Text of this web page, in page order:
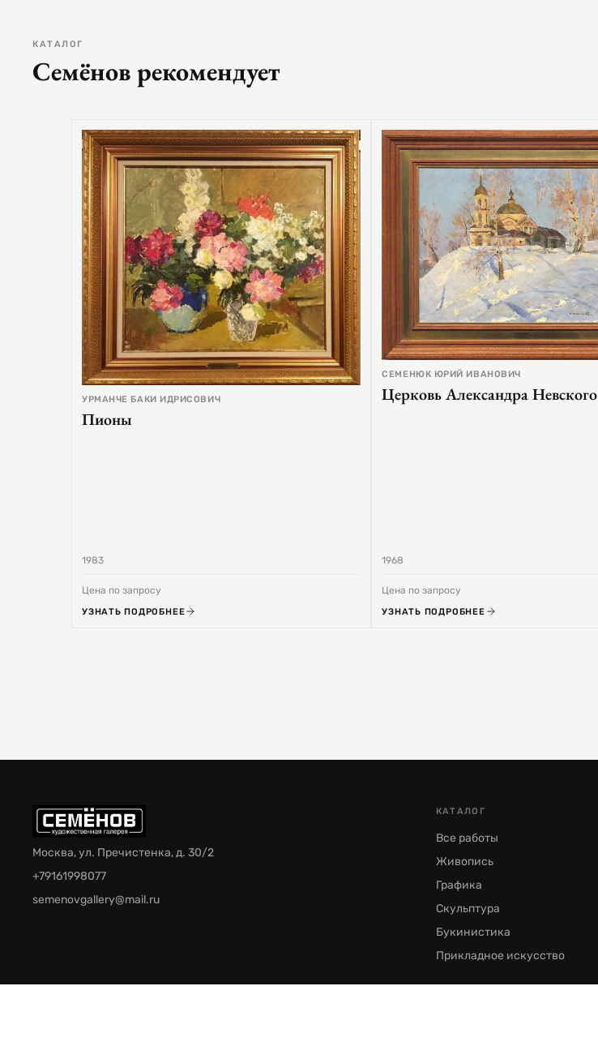
КАТАЛОГ
Семёнов рекомендует
УРМАНЧЕ БАКИ ИДРИСОВИЧ
Пионы
1983
Цена по запросу
УЗНАТЬ ПОДРОБНЕЕ
СЕМЕНЮК ЮРИЙ ИВАНОВИЧ
Церковь Александра Невского
1968
Цена по запросу
УЗНАТЬ ПОДРОБНЕЕ
Москва, ул. Пречистенка, д. 30/2
+79161998077
semenovgallery@mail.ru
КАТАЛОГ
Все работы
Живопись
Графика
Скульптура
Букинистика
Прикладное искусство